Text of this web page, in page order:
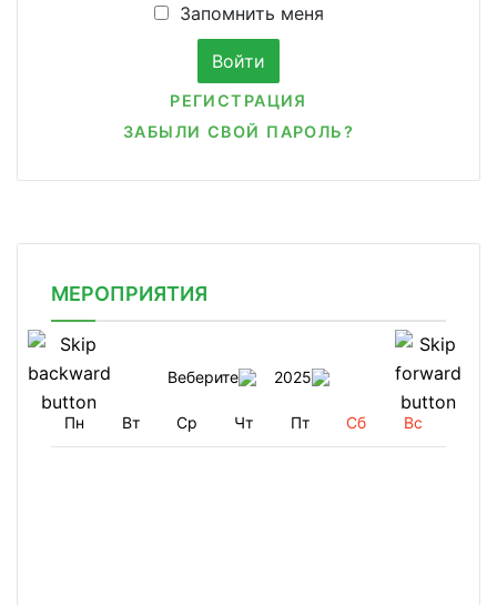
Запомнить меня
РЕГИСТРАЦИЯ
ЗАБЫЛИ СВОЙ ПАРОЛЬ?
МЕРОПРИЯТИЯ
Веберите 2025
Пн Вт Ср Чт Пт Сб Вс